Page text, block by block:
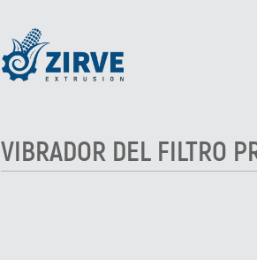
VIBRADOR DEL FILTRO